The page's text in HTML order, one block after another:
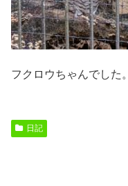
フクロウちゃんでした。
日記